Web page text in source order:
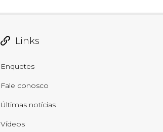
Links
Enquetes
Fale conosco
Últimas notícias
Vídeos